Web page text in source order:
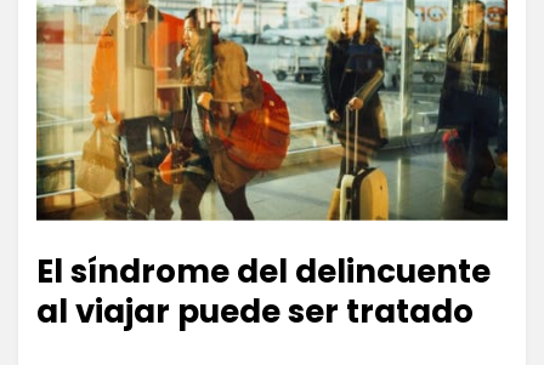
El síndrome del delincuente
al viajar puede ser tratado